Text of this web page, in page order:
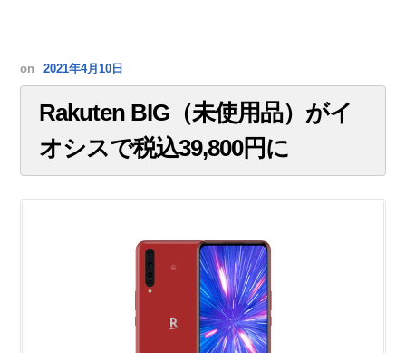
on 2021年4月10日
Rakuten BIG（未使用品）がイ
オシスで税込39,800円に